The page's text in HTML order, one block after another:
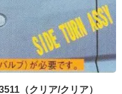
（クリア/クリア）